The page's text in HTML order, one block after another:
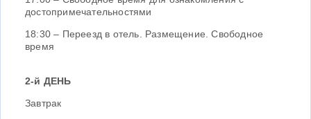
достопримечательностями
18:30 – Переезд в отель. Размещение. Свободное
время
2-й ДЕНЬ
Завтрак